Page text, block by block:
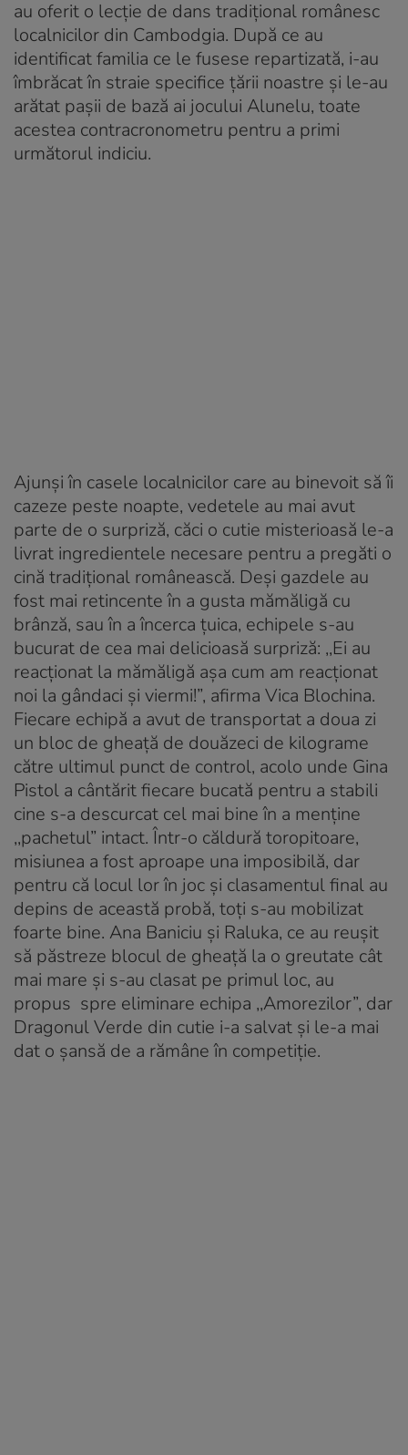
au oferit o lecție de dans tradițional românesc
localnicilor din Cambodgia. După ce au
identificat familia ce le fusese repartizată, i-au
îmbrăcat în straie specifice țării noastre și le-au
arătat pașii de bază ai jocului Alunelu, toate
acestea contracronometru pentru a primi
următorul indiciu.
Ajunși în casele localnicilor care au binevoit să îi
cazeze peste noapte, vedetele au mai avut
parte de o surpriză, căci o cutie misterioasă le-a
livrat ingredientele necesare pentru a pregăti o
cină tradițional românească. Deși gazdele au
fost mai retincente în a gusta mămăligă cu
brânză, sau în a încerca țuica, echipele s-au
bucurat de cea mai delicioasă surpriză: ,,Ei au
reacționat la mămăligă așa cum am reacționat
noi la gândaci și viermi!”, afirma Vica Blochina.
Fiecare echipă a avut de transportat a doua zi
un bloc de gheață de douăzeci de kilograme
către ultimul punct de control, acolo unde Gina
Pistol a cântărit fiecare bucată pentru a stabili
cine s-a descurcat cel mai bine în a menține
,,pachetul” intact. Într-o căldură toropitoare,
misiunea a fost aproape una imposibilă, dar
pentru că locul lor în joc și clasamentul final au
depins de această probă, toți s-au mobilizat
foarte bine. Ana Baniciu și Raluka, ce au reușit
să păstreze blocul de gheață la o greutate cât
mai mare și s-au clasat pe primul loc, au
propus spre eliminare echipa ,,Amorezilor”, dar
Dragonul Verde din cutie i-a salvat și le-a mai
dat o șansă de a rămâne în competiție.